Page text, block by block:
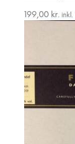
199,00 kr. inkl.